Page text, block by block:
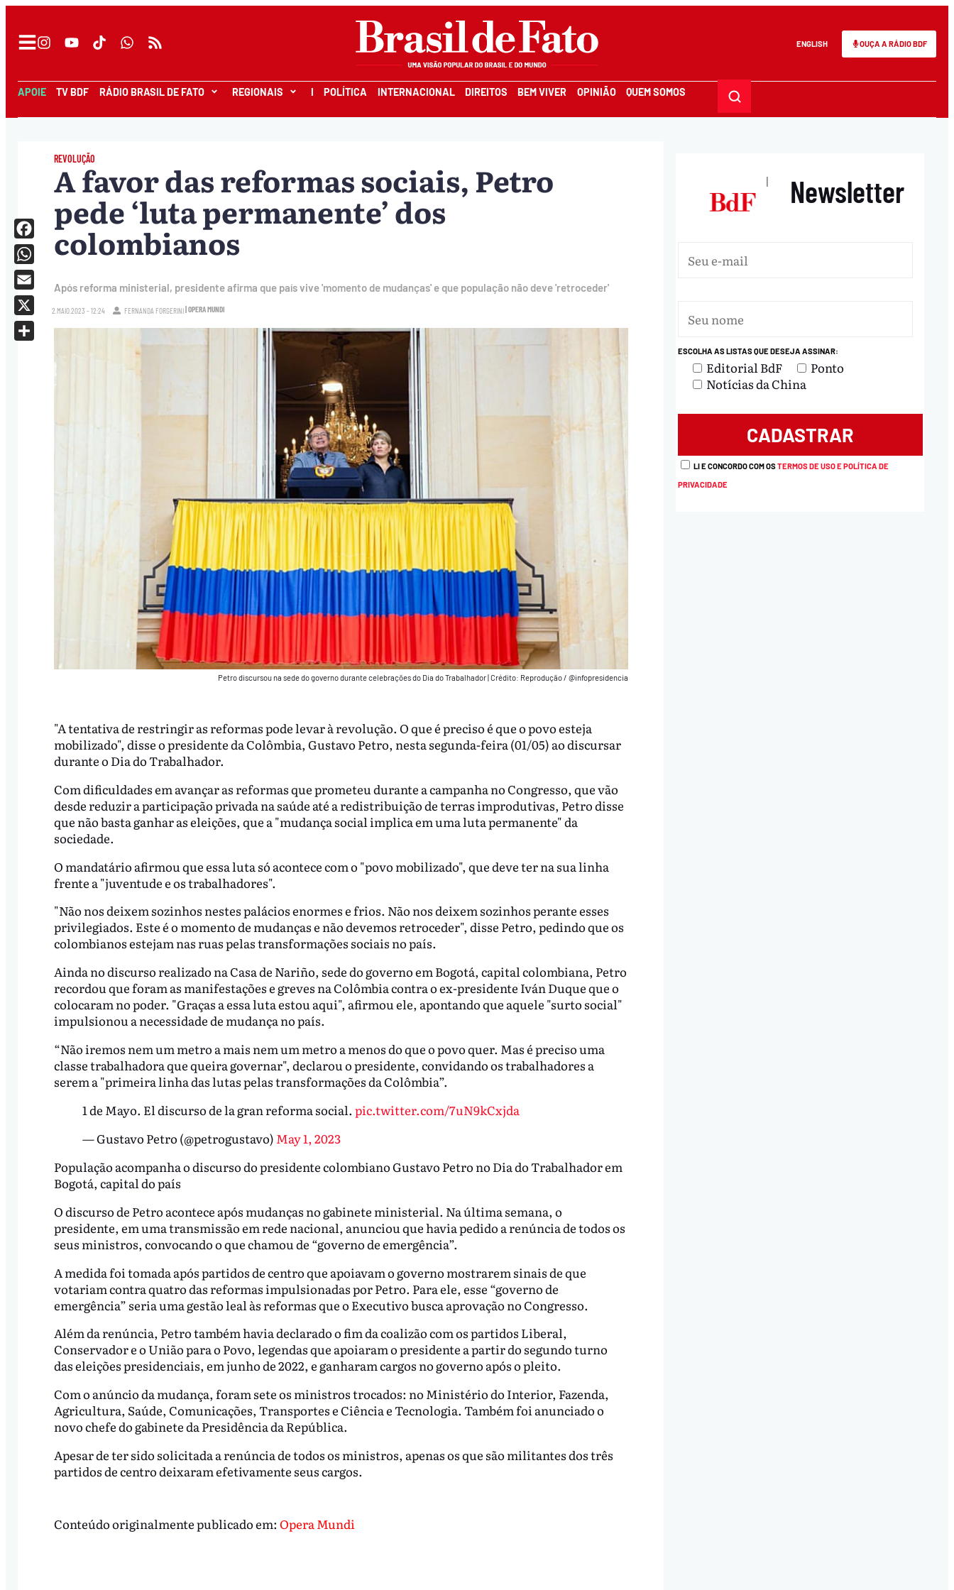
ENGLISH OUÇA A RÁDIO BDF
APOIE TV BDF RÁDIO BRASIL DE FATO REGIONAIS I POLÍTICA INTERNACIONAL DIREITOS BEM VIVER OPINIÃO QUEM SOMOS
REVOLUÇÃO
A favor das reformas sociais, Petro
pede ‘luta permanente’ dos
colombianos
Após reforma ministerial, presidente afirma que país vive 'momento de mudanças' e que população não deve 'retroceder'
2.MAIO.2023 - 12:24 FERNANDA FORGERINI| OPERA MUNDI
Petro discursou na sede do governo durante celebrações do Dia do Trabalhador Crédito: Reprodução / @infopresidencia
"A tentativa de restringir as reformas pode levar à revolução. O que é preciso é que o povo esteja
mobilizado", disse o presidente da Colômbia, Gustavo Petro, nesta segunda-feira (01/05) ao discursar
durante o Dia do Trabalhador.
Com dificuldades em avançar as reformas que prometeu durante a campanha no Congresso, que vão
desde reduzir a participação privada na saúde até a redistribuição de terras improdutivas, Petro disse
que não basta ganhar as eleições, que a "mudança social implica em uma luta permanente" da
sociedade.
O mandatário afirmou que essa luta só acontece com o "povo mobilizado", que deve ter na sua linha
frente a "juventude e os trabalhadores".
"Não nos deixem sozinhos nestes palácios enormes e frios. Não nos deixem sozinhos perante esses
privilegiados. Este é o momento de mudanças e não devemos retroceder", disse Petro, pedindo que os
colombianos estejam nas ruas pelas transformações sociais no país.
Ainda no discurso realizado na Casa de Nariño, sede do governo em Bogotá, capital colombiana, Petro
recordou que foram as manifestações e greves na Colômbia contra o ex-presidente Iván Duque que o
colocaram no poder. "Graças a essa luta estou aqui", afirmou ele, apontando que aquele "surto social"
impulsionou a necessidade de mudança no país.
“Não iremos nem um metro a mais nem um metro a menos do que o povo quer. Mas é preciso uma
classe trabalhadora que queira governar", declarou o presidente, convidando os trabalhadores a
serem a "primeira linha das lutas pelas transformações da Colômbia”.
1 de Mayo. El discurso de la gran reforma social. pic.twitter.com/7uN9kCxjda
— Gustavo Petro (@petrogustavo) May 1, 2023
População acompanha o discurso do presidente colombiano Gustavo Petro no Dia do Trabalhador em
Bogotá, capital do país
O discurso de Petro acontece após mudanças no gabinete ministerial. Na última semana, o
presidente, em uma transmissão em rede nacional, anunciou que havia pedido a renúncia de todos os
seus ministros, convocando o que chamou de “governo de emergência”.
A medida foi tomada após partidos de centro que apoiavam o governo mostrarem sinais de que
votariam contra quatro das reformas impulsionadas por Petro. Para ele, esse “governo de
emergência” seria uma gestão leal às reformas que o Executivo busca aprovação no Congresso.
Além da renúncia, Petro também havia declarado o fim da coalizão com os partidos Liberal,
Conservador e o União para o Povo, legendas que apoiaram o presidente a partir do segundo turno
das eleições presidenciais, em junho de 2022, e ganharam cargos no governo após o pleito.
Com o anúncio da mudança, foram sete os ministros trocados: no Ministério do Interior, Fazenda,
Agricultura, Saúde, Comunicações, Transportes e Ciência e Tecnologia. Também foi anunciado o
novo chefe do gabinete da Presidência da República.
Apesar de ter sido solicitada a renúncia de todos os ministros, apenas os que são militantes dos três
partidos de centro deixaram efetivamente seus cargos.
Facebook
WhatsApp
Email
X
Conteúdo originalmente publicado em: Opera Mundi
| Newsletter
ESCOLHA AS LISTAS QUE DESEJA ASSINAR:
Editorial BdF
Ponto
Notícias da China
LI E CONCORDO COM OSTERMOS DE USO E POLÍTICA DE
PRIVACIDADE